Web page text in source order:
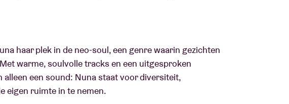
haar plek in de neo-soul, een genre waarin gezichten
warme, soulvolle tracks en een uitgesproken
alleen een sound: Nuna staat voor diversiteit,
eigen ruimte in te nemen.